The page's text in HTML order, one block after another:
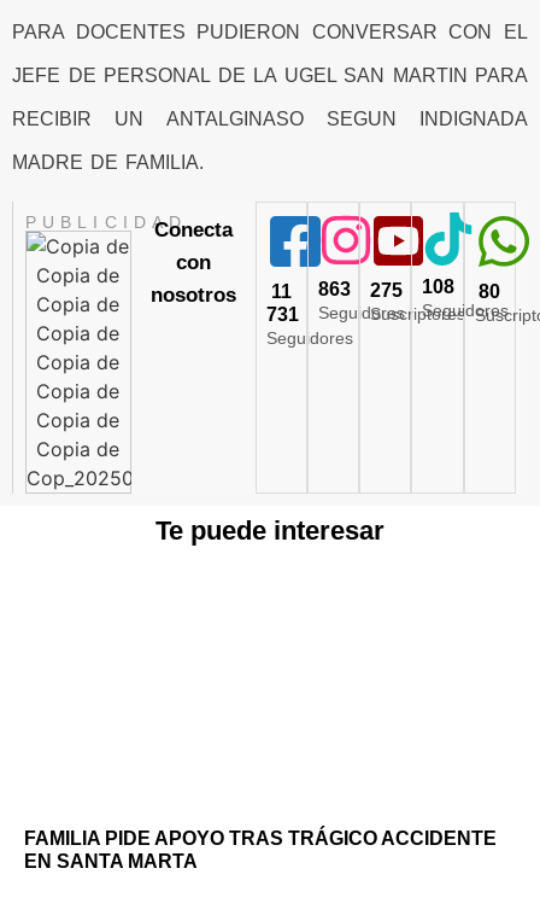
PARA DOCENTES PUDIERON CONVERSAR CON EL
JEFE DE PERSONAL DE LA UGEL SAN MARTIN PARA
RECIBIR UN ANTALGINASO SEGUN INDIGNADA
MADRE DE FAMILIA.
PUBLICIDADConecta
con
nosotros
11
731
Seguidores
863
Seguidores
275
Suscriptores
108
Seguidores
80
Te puede interesar
FAMILIA PIDE APOYO TRAS TRÁGICO ACCIDENTE
EN SANTA MARTA